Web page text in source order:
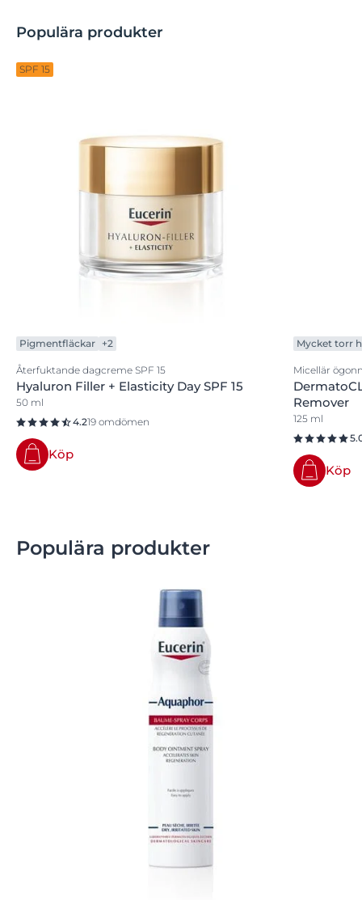
Populära produkter
SPF 15
Pigmentfläckar +2
Återfuktande dagcreme SPF 15
Hyaluron Filler + Elasticity Day SPF 15
50 ml
4.219 omdömen
Köp
Mycket torr
Micellär
Remover
125 ml
Köp
Populära produkter